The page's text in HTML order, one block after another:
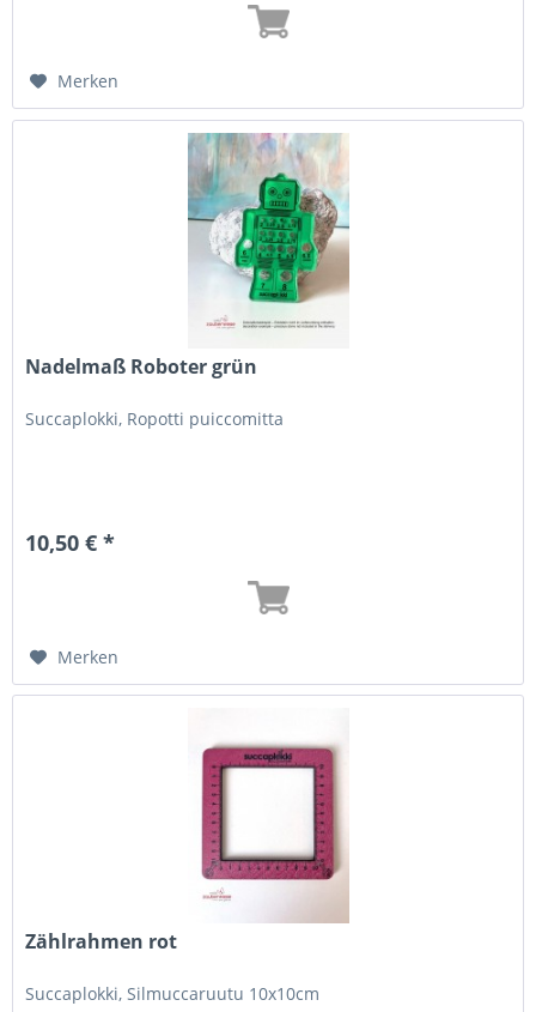
Merken
Nadelmaß Roboter grün
Succaplokki, Ropotti puiccomitta
10,50 € *
Merken
Zählrahmen rot
Succaplokki, Silmuccaruutu 10x10cm